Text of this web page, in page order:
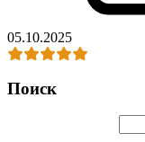
05.10.2025
Поиск